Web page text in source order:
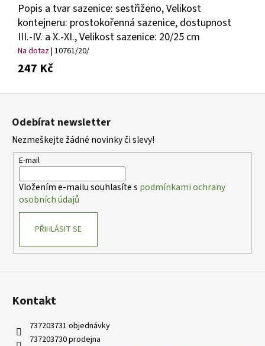
Popis a tvar sazenice: sestřiženo, Velikost
kontejneru: prostokořenná sazenice, dostupnost
III.-IV. a X.-XI., Velikost sazenice: 20/25 cm
Na dotaz| 10761/20/
247 Kč
Z
Odebírat newsletter
Nezmeškejte žádné novinky či slevy!
E-mail
Vložením e-mailu souhlasíte s podmínkami ochrany
osobních údajů
PŘIHLÁSIT SE
Kontakt
737203731 objednávky
737203730 prodejna